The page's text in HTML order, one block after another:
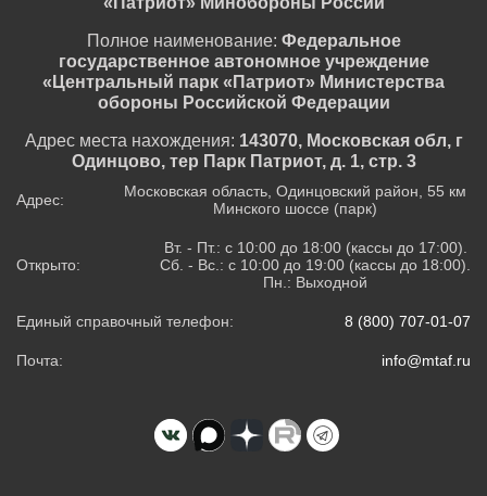
Полное наименование: Федеральное
государственное автономное учреждение
«Центральный парк «Патриот» Министерства
обороны Российской Федерации
Адрес места нахождения: 143070, Московская обл, г
Одинцово, тер Парк Патриот, д. 1, стр. 3
Адрес:
Московская область, Одинцовский район, 55 км
Минского шоссе (парк)
Открыто:
Вт. - Пт.: с 10:00 до 18:00 (кассы до 17:00).
Сб. - Вс.: с 10:00 до 19:00 (кассы до 18:00).
Пн.: Выходной
Единый справочный телефон: 8 (800) 707-01-07
Почта: info@mtaf.ru